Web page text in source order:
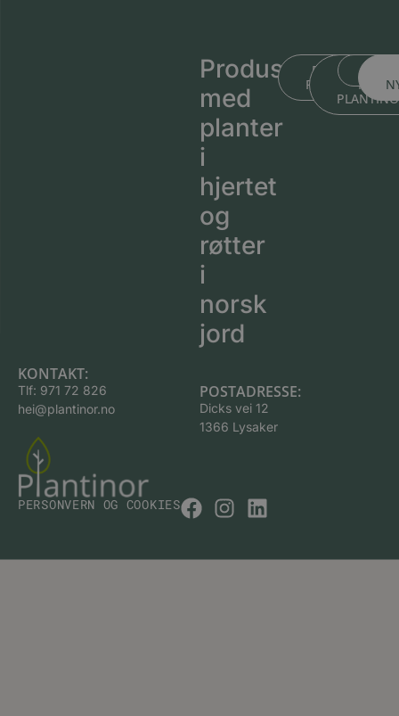
Produsert
med
planter
i
hjertet
og
røtter
i
norsk
jord
BLI KJENT MED
BLI
MED
KONTAKT:
Tlf: 971 72 826
hei@plantinor.no
POSTADRESSE:
Dicks vei 12
1366 Lysaker
PERSONVERN OG COOKIES